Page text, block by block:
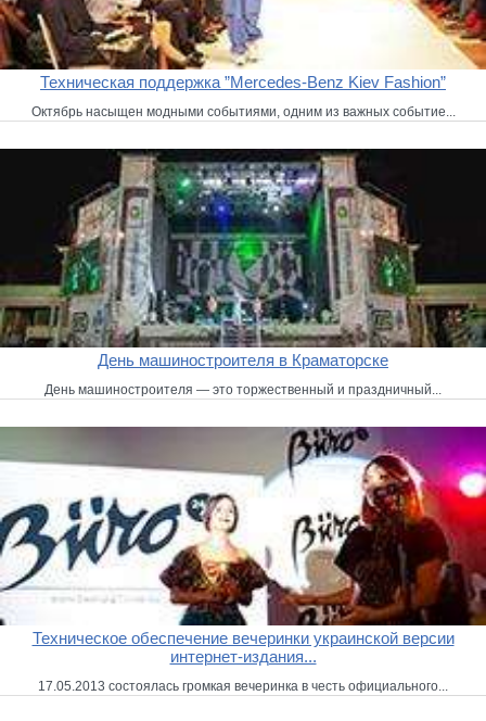
Техническая поддержка ”Mercedes-Benz Kiev Fashion”
Октябрь насыщен модными событиями, одним из важных событие...
День машиностроителя в Краматорске
День машиностроителя — это торжественный и праздничный...
Техническое обеспечение вечеринки украинской версии
интернет-издания...
17.05.2013 состоялась громкая вечеринка в честь официального...